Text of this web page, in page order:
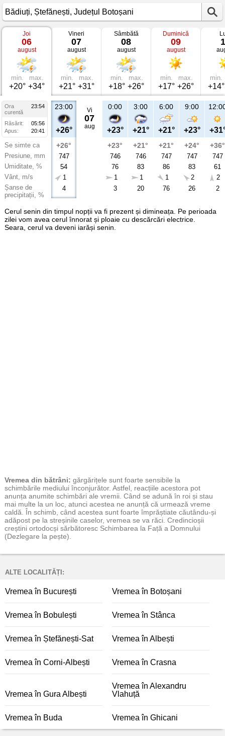
Vremea
Bădiuți
Ștefănești,
Județul
Botoșani
Joi
06
august
min.
+20°
max.
+34°
Vineri
07
august
min.
+21°
max.
+31°
Sâmbătă
08
august
min.
+18°
max.
+26°
Duminică
09
august
min.
+17°
max.
+26°
min.
+14°
Ora
23:54
curentă
Răsărit:
05:56
Apus:
20:41
Se simte ca
Presiune, mm
Umiditate, %
Vânt, m/s
Șanse de
precipitații, %
23:00
+26°
+26°
747
54
1
4
Vi
07
aug
0:00
+23°
+23°
746
76
1
3
3:00
+21°
+21°
746
83
1
20
6:00
+21°
+21°
747
86
1
76
9:00
+23°
+24°
747
83
2
26
+36°
747
61
2
2
Cerul senin din timpul nopții va fi prezent și dimineața. Pe perioada
zilei vom avea cerul înnorat și ploaie cu descărcări electrice.
Seara, cerul va deveni iarăși senin.
Vremea din bătrâni: gărgărițele sunt foarte sensibile la
schimbările mediului înconjurător. Astfel, reacțiile acestora pot
anunța anumite schimbări ale vremii. Când se adună în roi și stau
mai multe la un loc, atunci acestea ne anunță că urmează vreme
caldă. În schimb, când acestea sunt foarte împrăștiate căutându-și
adăpost pe la streșinile caselor, vremea se va răci. Credincioșii
creștini ortodocși sărbătoresc Schimbarea la Față a Domnului
(Dezlegare la pește).
ALTE LOCALITĂȚI:
Vremea în București Vremea în Botoșani
Vremea în Bobulești Vremea în Stânca
Vremea în Ștefănești-Sat Vremea în Albești
Vremea în Corni-Albești Vremea în Crasna
Vremea în Gura Albești
Vremea în Alexandru
Vlahuță
Vremea în Buda Vremea în Ghicani